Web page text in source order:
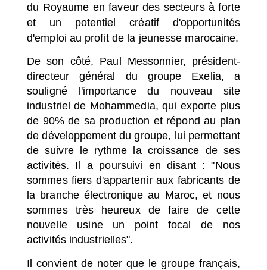
du Royaume en faveur des secteurs à forte
et un potentiel créatif d'opportunités
d'emploi au profit de la jeunesse marocaine.
De son côté, Paul Messonnier, président-
directeur général du groupe Exelia, a
souligné l'importance du nouveau site
industriel de Mohammedia, qui exporte plus
de 90% de sa production et répond au plan
de développement du groupe, lui permettant
de suivre le rythme la croissance de ses
activités. Il a poursuivi en disant : "Nous
sommes fiers d'appartenir aux fabricants de
la branche électronique au Maroc, et nous
sommes très heureux de faire de cette
nouvelle usine un point focal de nos
activités industrielles".
Il convient de noter que le groupe français,